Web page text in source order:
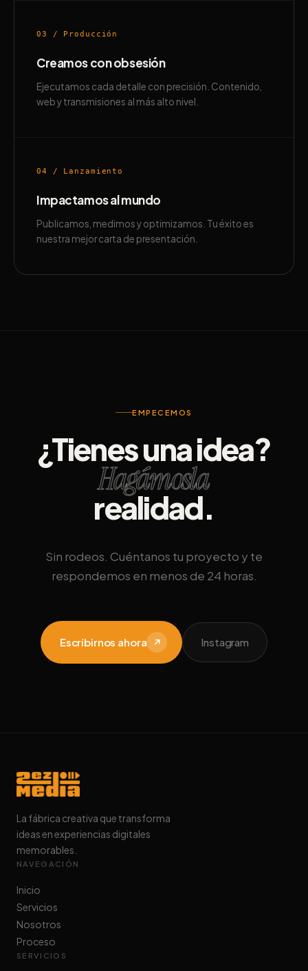
03 / Producción
Creamos con obsesión
Ejecutamos cada detalle con precisión. Contenido,
web y transmisiones al más alto nivel.
04 / Lanzamiento
Impactamos al mundo
Publicamos, medimos y optimizamos. Tu éxito es
nuestra mejor carta de presentación.
EMPECEMOS
¿Tienes una idea?
Hagámosla
realidad.
Sin rodeos. Cuéntanos tu proyecto y te
respondemos en menos de 24 horas.
Escribirnos ahora ↗ Instagram
La fábrica creativa que transforma
ideas en experiencias digitales
memorables.
NAVEGACIÓN
Inicio
Servicios
Nosotros
Proceso
SERVICIOS